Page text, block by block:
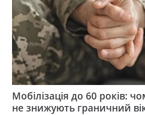
Мобілізація до 60 років:
не знижують граничний